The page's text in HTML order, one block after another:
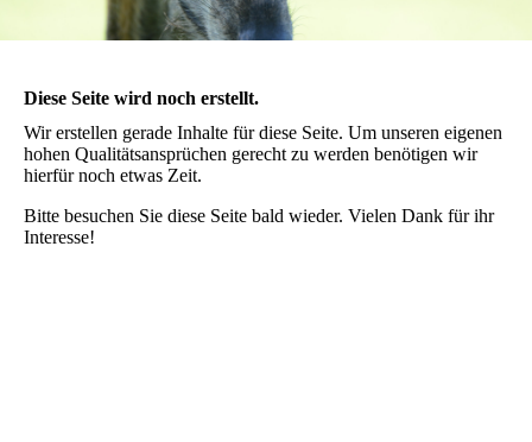
Diese Seite wird noch erstellt.
Wir erstellen gerade Inhalte für diese Seite. Um unseren eigenen
hohen Qualitätsansprüchen gerecht zu werden benötigen wir
hierfür noch etwas Zeit.
Bitte besuchen Sie diese Seite bald wieder. Vielen Dank für ihr
Interesse!